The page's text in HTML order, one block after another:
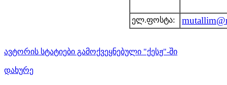
ელ.ფოსტა:
ავტორის სტატიები გამოქვეყნებული "ქესჟ"-ში
დახურე